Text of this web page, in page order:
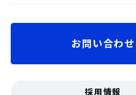
お問い合わせ
採用情報